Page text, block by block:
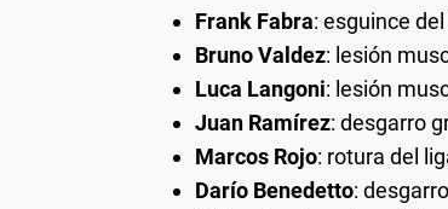
Frank Fabra: esguince
Bruno Valdez: lesión
Luca Langoni: lesión
Juan Ramírez: desgarro
Marcos Rojo: rotura del
Darío Benedetto: